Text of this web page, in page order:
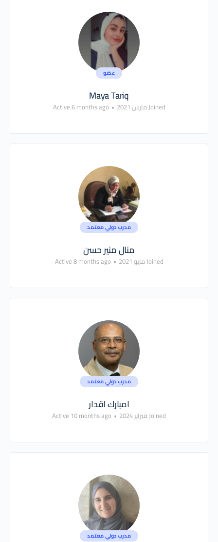
عضو
Maya Tariq
Joined مارس 2021 •
Active 6 months ago
مدرب دولي معتمد
منال منير حسن
Joined مايو 2021 •
Active 8 months ago
مدرب دولي معتمد
امبارك اقدار
Joined فبراير 2024 •
Active 10 months ago
مدرب دولي معتمد